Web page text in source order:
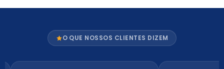
O QUE NOSSOS CLIENTES DIZEM